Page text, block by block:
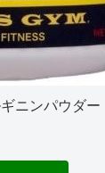
ニンパウダー